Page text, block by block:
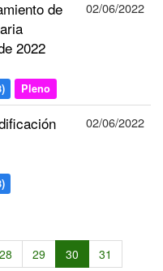
de
2022
Pleno
02/06/2022
02/06/2022
28 29 30
31